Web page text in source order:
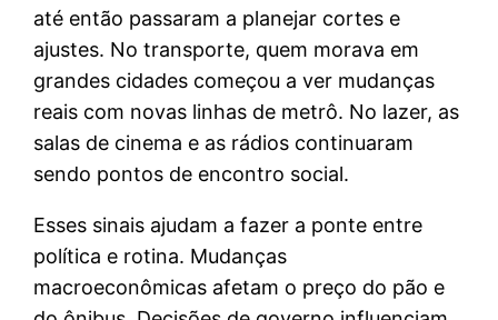
até então passaram a planejar cortes e
ajustes. No transporte, quem morava em
grandes cidades começou a ver mudanças
reais com novas linhas de metrô. No lazer, as
salas de cinema e as rádios continuaram
sendo pontos de encontro social.
Esses sinais ajudam a fazer a ponte entre
política e rotina. Mudanças
macroeconômicas afetam o preço do pão e